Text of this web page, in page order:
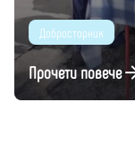
Добросторник
Прочети повече